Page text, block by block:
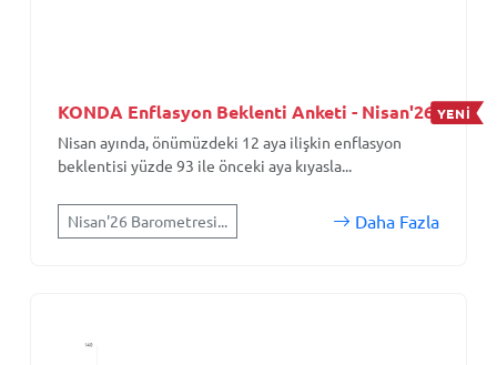
KONDA Enflasyon Beklenti Anketi - Nisan'26 YENİ
Nisan ayında, önümüzdeki 12 aya ilişkin enflasyon
beklentisi yüzde 93 ile önceki aya kıyasla...
Nisan'26 Barometresi... Daha Fazla